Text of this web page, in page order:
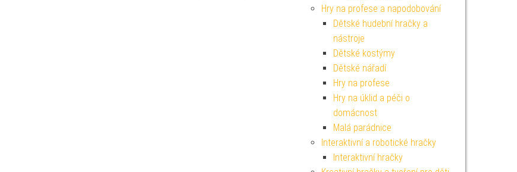
Hry na profese a napodobování
Dětské hudební hračky a
nástroje
Dětské kostýmy
Dětské nářadí
Hry na profese
Hry na úklid a péči o
domácnost
Malá parádnice
Interaktivní a robotické hračky
Interaktivní hračky